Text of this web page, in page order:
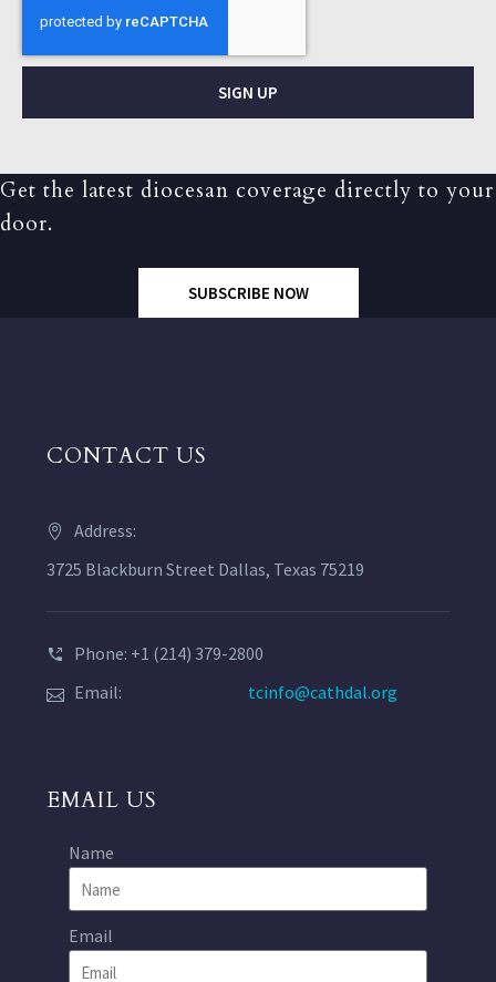
SIGN UP
Get the latest diocesan coverage directly to your
door.
SUBSCRIBE NOW
CONTACT US
Address:
3725 Blackburn Street Dallas, Texas 75219
Phone: +1 (214) 379-2800
Email:
tcinfo@cathdal.org
EMAIL US
Name
Email